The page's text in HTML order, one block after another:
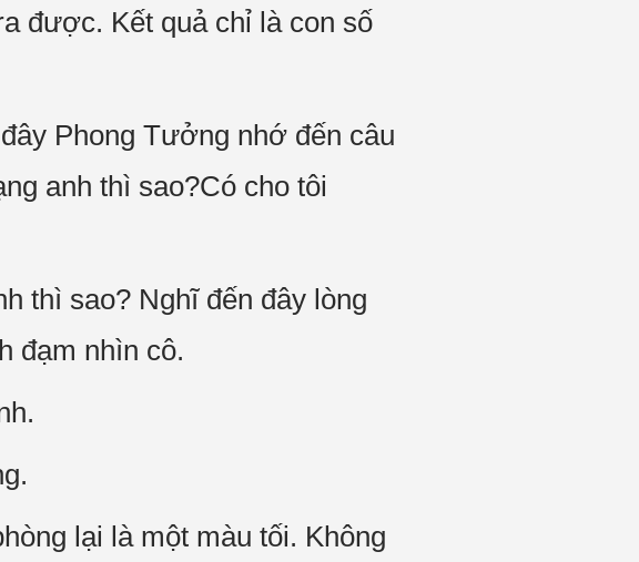
được. Kết quả chỉ là con số
Phong Tưởng nhớ đến câu
anh thì sao?Có cho tôi
thì sao? Nghĩ đến đây lòng
đạm nhìn cô.
lại là một màu tối. Không